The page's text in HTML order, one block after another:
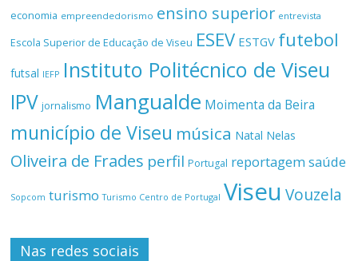
economia empreendedorismo ensino superior entrevista
Escola Superior de Educação de Viseu ESEV ESTGV futebol
futsal IEFP Instituto Politécnico de Viseu
IPV jornalismo Mangualde Moimenta da Beira
município de Viseu música Natal Nelas
Oliveira de Frades perfil Portugal reportagemsaúde
Sopcom turismo Turismo Centro de Portugal Viseu Vouzela
Nas redes sociais